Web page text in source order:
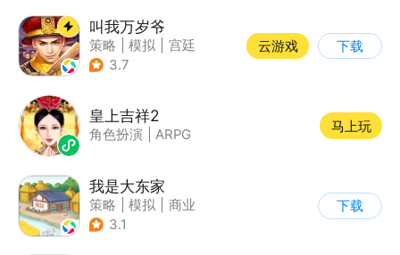
叫我万岁爷
策略 模拟
宫廷
| 剧情
3.7
云游戏 下载
皇上吉祥2
角色扮演 ARPG
马上玩
我是大东家
策略 模拟
商业
| 卡通
3.1
下载